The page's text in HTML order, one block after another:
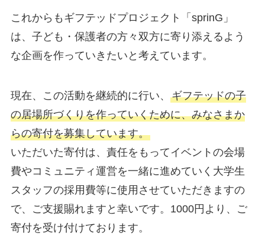
これからもギフテッドプロジェクト「sprinG」
は、子ども・保護者の方々双方に寄り添えるよう
な企画を作っていきたいと考えています。
現在、この活動を継続的に行い、 ギフテッドの子
の居場所づくりを作っていくために、みなさまか
らの寄付を募集しています。
いただいた寄付は、責任をもってイベントの会場
費やコミュニティ運営を一緒に進めていく大学生
スタッフの採用費等に使用させていただきますの
で、ご支援賜れますと幸いです。1000円より、ご
寄付を受け付けております。